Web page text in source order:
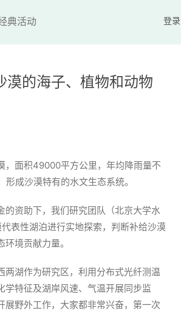
典活动 登录
漠的海子、植物和动物
，面积49000平方公里，年均降雨量不
成沙漠特有的水文生态系统。
资助下，我们研究团队（北京大学水
表性湖泊进行实地探索，判断补给沙漠
境贡献力量。
湖作为研究区，利用分布式光纤测温
特征及湖岸风速、气温开展同步监
野外工作，大家都非常兴奋，第一次